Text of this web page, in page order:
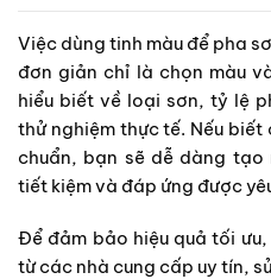
Việc dùng tinh màu để pha
đơn giản chỉ là chọn màu
hiểu biết về loại sơn, tỷ lệ
thử nghiệm thực tế. Nếu
chuẩn, bạn sẽ dễ dàng
tiết kiệm và đáp ứng được
Để đảm bảo hiệu quả tối
từ các nhà cung cấp uy tín,